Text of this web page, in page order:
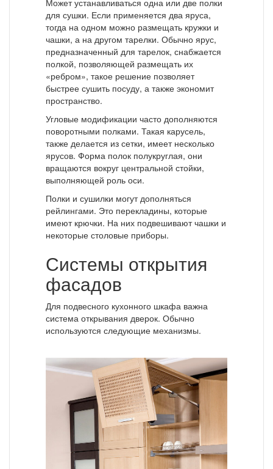
Может устанавливаться одна или две полки
для сушки. Если применяется два яруса,
тогда на одном можно размещать кружки и
чашки, а на другом тарелки. Обычно ярус,
предназначенный для тарелок, снабжается
полкой, позволяющей размещать их
«ребром», такое решение позволяет
быстрее сушить посуду, а также экономит
пространство.
Угловые модификации часто дополняются
поворотными полками. Такая карусель,
также делается из сетки, имеет несколько
ярусов. Форма полок полукруглая, они
вращаются вокруг центральной стойки,
выполняющей роль оси.
Полки и сушилки могут дополняться
рейлингами. Это перекладины, которые
имеют крючки. На них подвешивают чашки и
некоторые столовые приборы.
Системы открытия
фасадов
Для подвесного кухонного шкафа важна
система открывания дверок. Обычно
используются следующие механизмы.